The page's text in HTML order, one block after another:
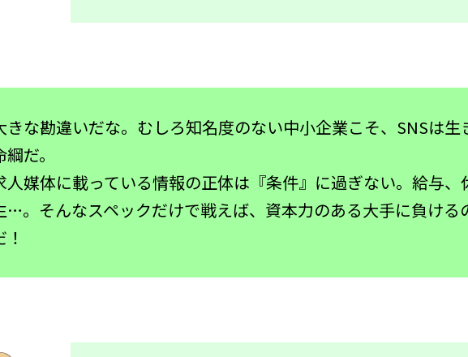
きな勘違いだな。むしろ知名度のない中小企業こそ、SNSは生
綱だ。
人媒体に載っている情報の正体は『条件』に過ぎない。給与、
…。そんなスペックだけで戦えば、資本力のある大手に負ける
！